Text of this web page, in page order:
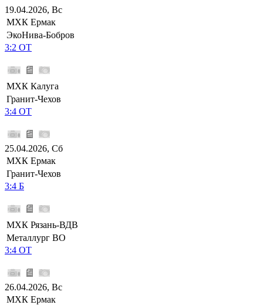
19.04.2026, Вс
МХК Ермак
ЭкоНива-Бобров
3:2 ОТ
МХК Калуга
Гранит-Чехов
3:4 ОТ
25.04.2026, Сб
МХК Ермак
Гранит-Чехов
3:4 Б
МХК Рязань-ВДВ
Металлург ВО
3:4 ОТ
26.04.2026, Вс
МХК Ермак